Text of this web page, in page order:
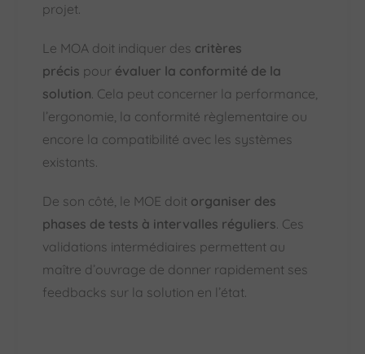
projet.
Le MOA doit indiquer des critères
précis pour évaluer la conformité de la
solution. Cela peut concerner la performance,
l’ergonomie, la conformité règlementaire ou
encore la compatibilité avec les systèmes
existants.
De son côté, le MOE doit organiser des
phases de tests à intervalles réguliers. Ces
validations intermédiaires permettent au
maître d’ouvrage de donner rapidement ses
feedbacks sur la solution en l’état.